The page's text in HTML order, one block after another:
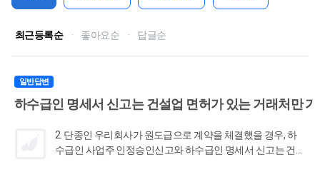
최근등록순 · 좋아요순 · 답글순
일반답변
하수급인 명세서 신고는 건설업 면허가 있는 거래처만
2. 단종인 우리회사가 원도급으로 계약을 체결했을 경우, 하
수급인 사업주 인정승인신고와 하수급인 명세서 신고는 건설